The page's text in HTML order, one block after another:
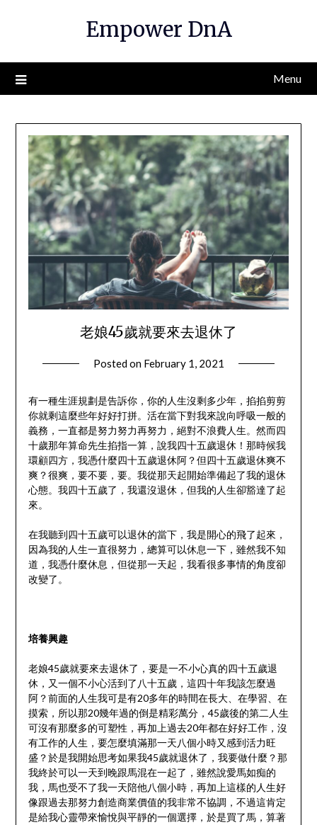
Empower DnA
Menu
老娘45歲就要來去退休了
Posted on February 1, 2021
有一種生涯規劃是告訴你，你的人生沒剩多少年，掐掐剪剪
你就剩這麼些年好好打拼。活在當下對我來說向呼吸一般的
義務，一直都是努力努力再努力，絕對不浪費人生。然而四
十歲那年算命先生掐指一算，說我四十五歲退休！那時候我
環顧四方，我憑什麼四十五歲退休阿？但四十五歲退休爽不
爽？很爽，要不要，要。我從那天起開始準備起了我的退休
心態。我四十五歲了，我還沒退休，但我的人生卻豁達了起
來。
在我聽到四十五歲可以退休的當下，我是開心的飛了起來，
因為我的人生一直很努力，總算可以休息一下，雖然我不知
道，我憑什麼休息，但從那一天起，我看很多事情的角度卻
改變了。
培養興趣
老娘45歲就要來去退休了，要是一不小心真的四十五歲退
休，又一個不小心活到了八十五歲，這四十年我該怎麼過
阿？前面的人生我可是有20多年的時間在長大、在學習、在
摸索，所以那20幾年過的倒是精彩萬分，45歲後的第二人生
可沒有那麼多的可塑性，再加上過去20年都在好好工作，沒
有工作的人生，要怎麼填滿那一天八個小時又感到活力旺
盛？於是我開始思考如果我45歲就退休了，我要做什麼？那
我終於可以一天到晚跟馬混在一起了，雖然說愛馬如痴的
我，馬也受不了我一天陪他八個小時，再加上這樣的人生好
像跟過去那努力創造商業價值的我非常不協調，不過這肯定
是給我心靈帶來愉悅與平靜的一個選擇，於是買了馬，算著